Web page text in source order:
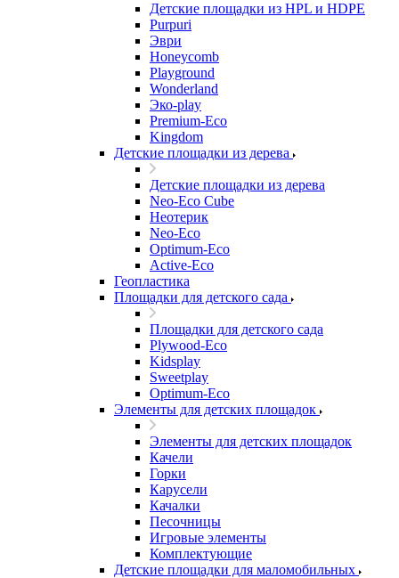
Детские площадки из HPL и HDPE
Purpuri
Эври
Honeycomb
Playground
Wonderland
Эко-play
Premium-Eco
Kingdom
Детские площадки из дерева
Детские площадки из дерева
Neo-Eco Cube
Неотерик
Neo-Eco
Оptimum-Еco
Active-Eco
Геопластика
Площадки для детского сада
Площадки для детского сада
Plywood-Eco
Kidsplay
Sweetplay
Оptimum-Еco
Элементы для детских площадок
Элементы для детских площадок
Качели
Горки
Карусели
Качалки
Песочницы
Игровые элементы
Комплектующие
Детские площадки для маломобильных